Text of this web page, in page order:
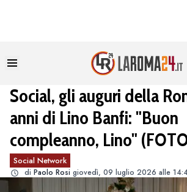
Social, gli auguri della
anni di Lino Banfi: "Buon
compleanno, Lino"
Social Network
di Paolo Rosi giovedì, 09 luglio 2026 alle